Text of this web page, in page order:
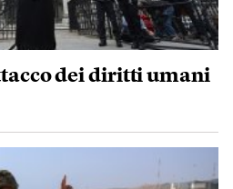
dei diritti umani